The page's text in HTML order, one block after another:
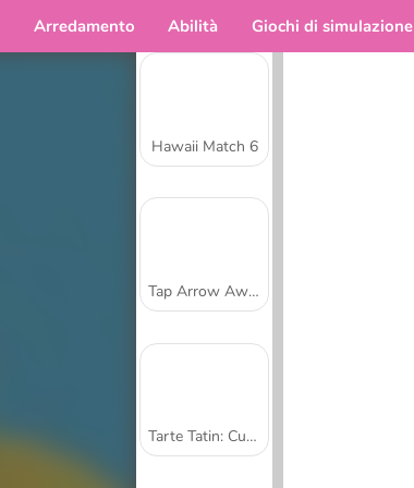
Arredamento Abilità Giochi di simulazione
Hawaii Match 6
Tap Arrow Away
Tarte Tatin: Cucina con Sara